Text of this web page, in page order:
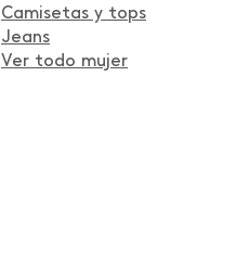
Camisetas y tops
Jeans
Ver todo mujer